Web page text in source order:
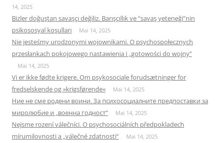
14, 2025
Bizler doğuştan savaşçı değiliz. Barışçıllık ve “savaş yeteneği”nin
psikososyal koşulları
Mai 14, 2025
Nie jesteśmy urodzonymi wojownikami. O psychospołecznych
przesłankach pokojowego nastawienia i „gotowości do wojny”
Mai 14, 2025
Vi er ikke fødte krigere. Om psykosociale forudsætninger for
fredselskende og »krigsførende«
Mai 14, 2025
Ние не сме родени воини. За психосоциалните предпоставки за
миролюбие и „военна годност“
Mai 14, 2025
Nejsme rození válečníci. O psychosociálních předpokladech
mírumilovnosti a „válečné zdatnosti“
Mai 14, 2025